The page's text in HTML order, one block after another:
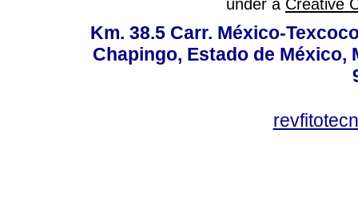
under a Creative
Km. 38.5 Carr. México-
Chapingo, Estado de México,